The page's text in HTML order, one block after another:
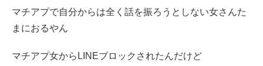
マチアプで自分からは全く話を振ろうとしない女さんた
まにおるやん
マチアプ女からLINEブロックされたんだけど